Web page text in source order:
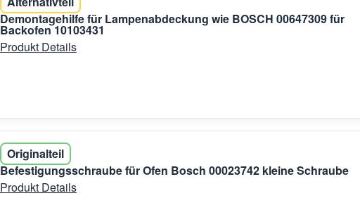
Demontagehilfe für Lampenabdeckung wie BOSCH 00647309 für
Backofen 10103431
Produkt Details
Originalteil
Befestigungsschraube für Ofen Bosch 00023742 kleine Schraube
Produkt Details